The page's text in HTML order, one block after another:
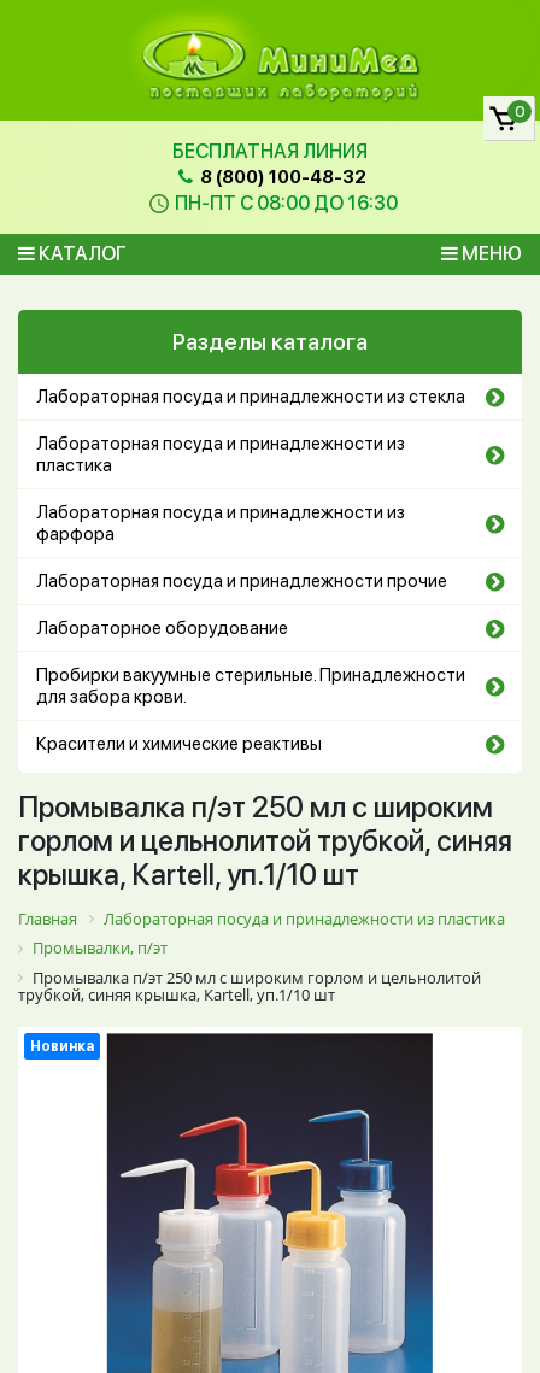
БЕСПЛАТНАЯ ЛИНИЯ
8 (800) 100-48-32
ПН-ПТ С 08:00 ДО 16:30
КАТАЛОГ МЕНЮ
0
Разделы каталога
Лабораторная посуда и принадлежности из стекла
Лабораторная посуда и принадлежности из
пластика
Лабораторная посуда и принадлежности из
фарфора
Лабораторная посуда и принадлежности прочие
Лабораторное оборудование
Пробирки вакуумные стерильные. Принадлежности
для забора крови.
Красители и химические реактивы
Промывалка п/эт 250 мл с широким
горлом и цельнолитой трубкой, синяя
крышка, Кartell, уп.1/10 шт
Главная
Лабораторная посуда и принадлежности из пластика
Промывалки, п/эт
Промывалка п/эт 250 мл с широким горлом и цельнолитой
трубкой, синяя крышка, Кartell, уп.1/10 шт
Новинка